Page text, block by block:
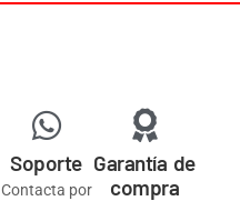
Soporte
Contacta por
Garantía de
compra